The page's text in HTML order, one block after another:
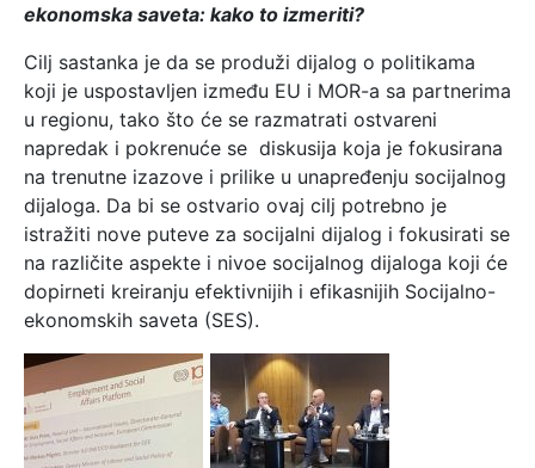
ekonomska saveta: kako to izmeriti?
Cilj sastanka je da se produži dijalog o politikama
koji je uspostavljen između EU i MOR-a sa partnerima
u regionu, tako što će se razmatrati ostvareni
napredak i pokrenuće se diskusija koja je fokusirana
na trenutne izazove i prilike u unapređenju socijalnog
dijaloga. Da bi se ostvario ovaj cilj potrebno je
istražiti nove puteve za socijalni dijalog i fokusirati se
na različite aspekte i nivoe socijalnog dijaloga koji će
dopirneti kreiranju efektivnijih i efikasnijih Socijalno-
ekonomskih saveta (SES).